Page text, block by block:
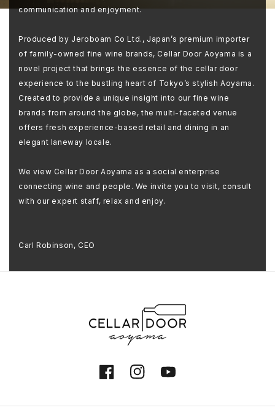
communication and enjoyment.
Produced by Jeroboam Co Ltd., Japan’s premium importer
of family-owned fine wine brands, Cellar Door Aoyama is a
novel project that brings the essence of the cellar door
experience to the bustling heart of Tokyo’s stylish Aoyama.
Created to provide a unique insight into our fine wine
brands from around the globe, the multi-faceted venue
offers fresh experience-based retail and dining in an
elegant laneway locale.
We view Cellar Door Aoyama as a social enterprise
connecting wine and people. We invite you to visit, consult
with our expert staff, relax and enjoy.
Carl Robinson, CEO
FacebookInstagramYouTube